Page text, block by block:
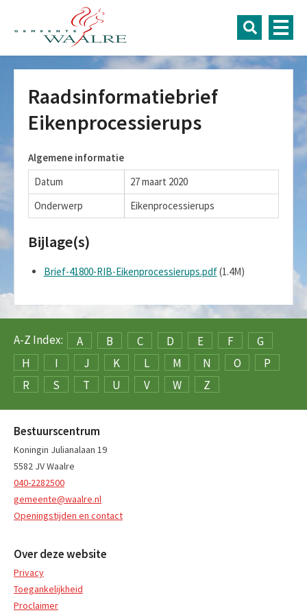
Raadsinformatiebrief
Eikenprocessierups
Algemene informatie
Datum
27 maart 2020
Onderwerp
Eikenprocessierups
Bijlage(s)
Brief-41800-RIB-Eikenprocessierups.pdf(1.4M)
A-Z Index: A B C D E F
G
H
I J K L M N O
P
R
S T U V W Z
Bestuurscentrum
Koningin Julianalaan 19
5582 JV Waalre
040-2282500
gemeente@waalre.nl
Openingstijden en contact
Over deze website
Privacy
Toegankelijkheid
Proclaimer